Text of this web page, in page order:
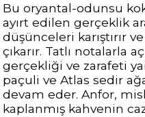
Bu oryantal-odunsu
ayırt edilen gerçeklik
düşünceleri karıştırır
çıkarır. Tatlı notalarla
gerçekliği ve zarafeti
paçuli ve Atlas sedir
devam eder. Anfor,
kaplanmış kahvenin